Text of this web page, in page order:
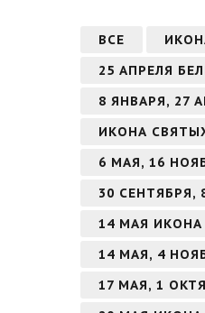
ВСЕ
25 АПРЕЛЯ
8 ЯНВАРЯ, 27
ИКОНА
6 МАЯ, 16
30
14 МАЯ
14 МАЯ, 4
17 МАЯ, 1